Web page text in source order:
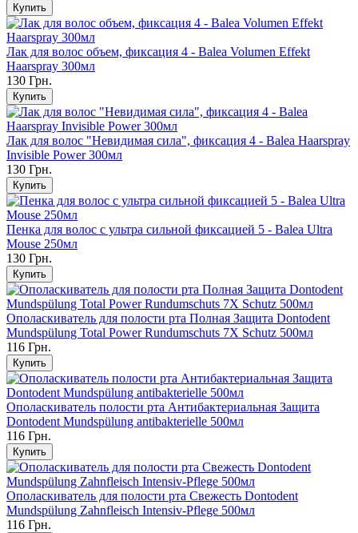
Лак для волос объем, фиксация 4 - Balea Volumen Effekt
Haarspray 300мл
130 Грн.
Лак для волос "Невидимая сила", фиксация 4 - Balea Haarspray
Invisible Power 300мл
130 Грн.
Пенка для волос c ультра сильной фиксацией 5 - Balea Ultra
Mouse 250мл
130 Грн.
Ополаскиватель для полости рта Полная Защита Dontodent
Mundspülung Total Power Rundumschuts 7X Schutz 500мл
116 Грн.
Ополаскиватель полости рта Антибактериальная Защита
Dontodent Mundspülung antibakterielle 500мл
116 Грн.
Ополаскиватель для полости рта Свежесть Dontodent
Mundspülung Zahnfleisch Intensiv-Pflege 500мл
116 Грн.